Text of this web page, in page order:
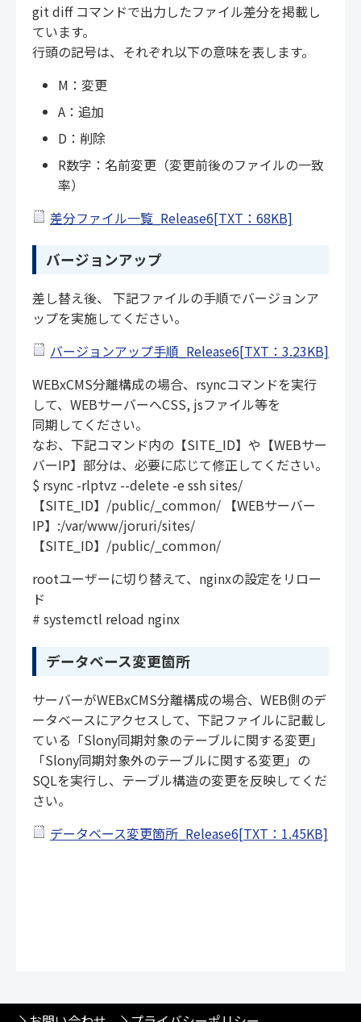
git diff コマンドで出力したファイル差分を掲載し
ています。
行頭の記号は、それぞれ以下の意味を表します。
M：変更
A：追加
D：削除
R数字：名前変更（変更前後のファイルの一致
率）
差分ファイル一覧_Release6[TXT：68KB]
バージョンアップ
差し替え後、 下記ファイルの手順でバージョンア
ップを実施してください。
バージョンアップ手順_Release6[TXT：3.23KB]
WEBxCMS分離構成の場合、rsyncコマンドを実行
して、WEBサーバーへCSS, jsファイル等を
同期してください。
なお、下記コマンド内の【SITE_ID】や【WEBサー
バーIP】部分は、必要に応じて修正してください。
$ rsync -rlptvz --delete -e ssh sites/
【SITE_ID】/public/_common/ 【WEBサーバー
IP】:/var/www/joruri/sites/
【SITE_ID】/public/_common/
rootユーザーに切り替えて、nginxの設定をリロー
ド
# systemctl reload nginx
データベース変更箇所
サーバーがWEBxCMS分離構成の場合、WEB側のデ
ータベースにアクセスして、下記ファイルに記載し
ている「Slony同期対象のテーブルに関する変更」
「Slony同期対象外のテーブルに関する変更」の
SQLを実行し、テーブル構造の変更を反映してくだ
さい。
データベース変更箇所_Release6[TXT：1.45KB]